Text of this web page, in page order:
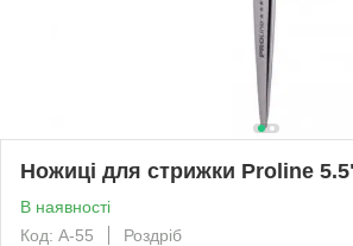
Ножиці для стрижки Proline
В наявності
Код: A-55
Роздріб